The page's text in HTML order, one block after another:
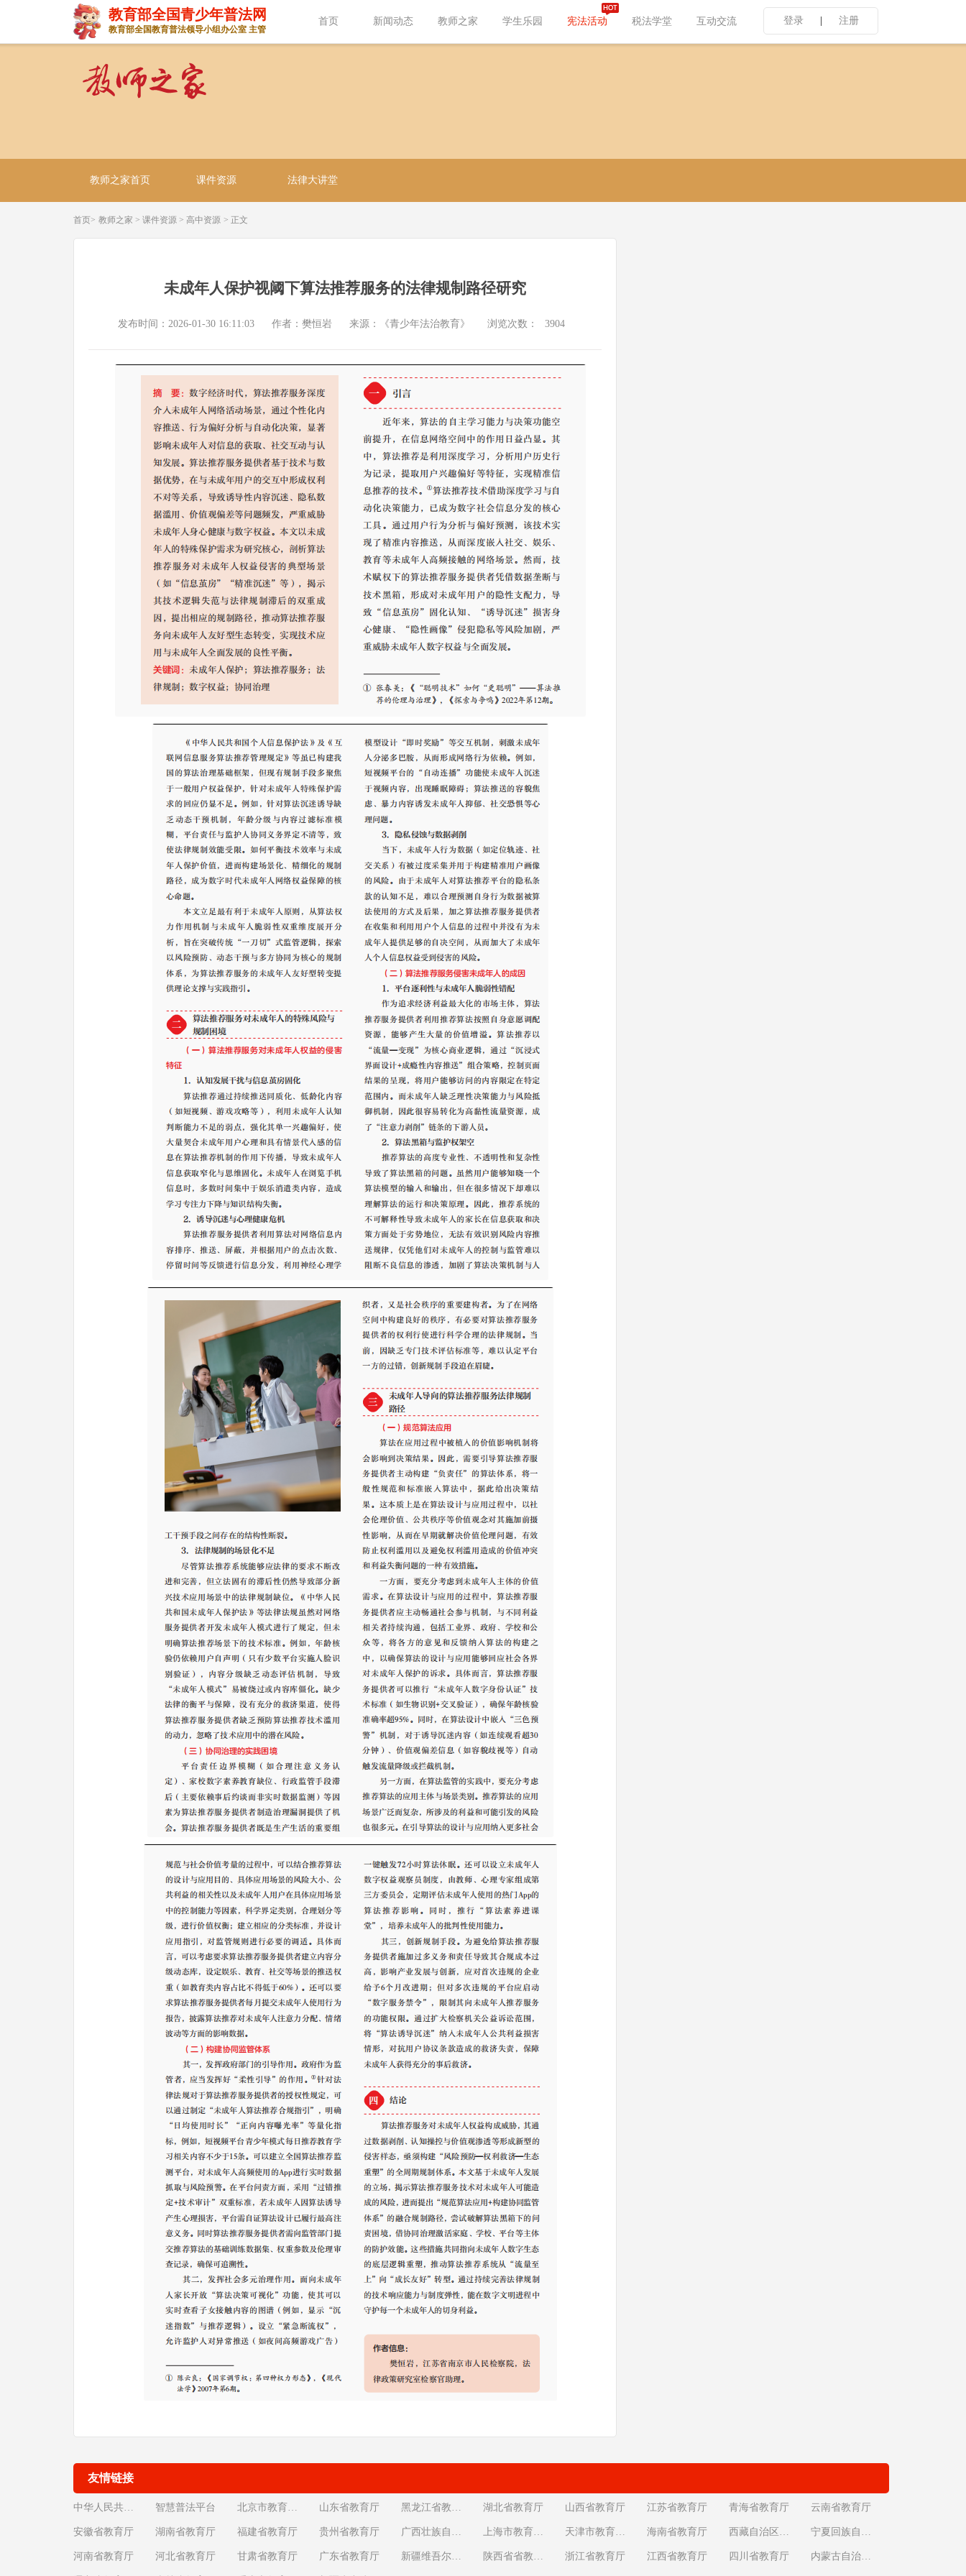
教育部全国青少年普法网
教育部全国教育普法领导小组办公室 主管
首页 新闻动态 教师之家 学生乐园 宪法活动 税法学堂 互动交流 登录 注册
教师之家首页 课件资源 法律大讲堂
首页> 教师之家 > 课件资源 > 高中资源 > 正文
未成年人保护视阈下算法推荐服务的法律规制路径研究
发布时间：2026-01-30 16:11:03 作者：樊恒岩 来源：《青少年法治教育》 浏览次数： 3904
友情链接
中华人民共和国教育部 智慧普法平台 北京市教育委员会 山东省教育厅 黑龙江省教育厅 湖北省教育厅 山西省教育厅 江苏省教育厅 青海省教育厅 云南省教育厅
安徽省教育厅 湖南省教育厅 福建省教育厅 贵州省教育厅 广西壮族自治区教育厅 上海市教育委员会 天津市教育委员会 海南省教育厅 西藏自治区教育厅 宁夏回族自治区教育厅
河南省教育厅 河北省教育厅 甘肃省教育厅 广东省教育厅 新疆维吾尔自治区教育厅 陕西省省教育厅 浙江省教育厅 江西省教育厅 四川省教育厅 内蒙古自治区教育厅